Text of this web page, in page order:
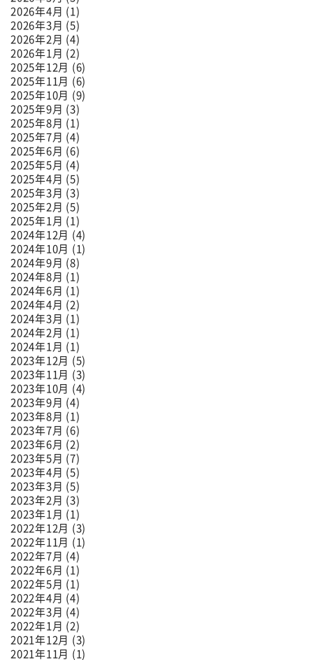
2026年4月 (1)
2026年3月 (5)
2026年2月 (4)
2026年1月 (2)
2025年12月 (6)
2025年11月 (6)
2025年10月 (9)
2025年9月 (3)
2025年8月 (1)
2025年7月 (4)
2025年6月 (6)
2025年5月 (4)
2025年4月 (5)
2025年3月 (3)
2025年2月 (5)
2025年1月 (1)
2024年12月 (4)
2024年10月 (1)
2024年9月 (8)
2024年8月 (1)
2024年6月 (1)
2024年4月 (2)
2024年3月 (1)
2024年2月 (1)
2024年1月 (1)
2023年12月 (5)
2023年11月 (3)
2023年10月 (4)
2023年9月 (4)
2023年8月 (1)
2023年7月 (6)
2023年6月 (2)
2023年5月 (7)
2023年4月 (5)
2023年3月 (5)
2023年2月 (3)
2023年1月 (1)
2022年12月 (3)
2022年11月 (1)
2022年7月 (4)
2022年6月 (1)
2022年5月 (1)
2022年4月 (4)
2022年3月 (4)
2022年1月 (2)
2021年12月 (3)
2021年11月 (1)